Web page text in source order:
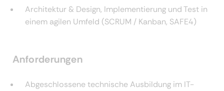
Architektur & Design, Implementierung und Test in
einem agilen Umfeld (SCRUM / Kanban, SAFE4)
Anforderungen
Abgeschlossene technische Ausbildung im IT-